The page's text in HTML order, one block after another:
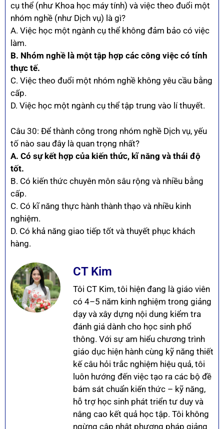
cụ thể (như Khoa học máy tính) và việc theo đuổi một
nhóm nghề (như Dịch vụ) là gì?
A. Việc học một ngành cụ thể không đảm bảo có việc
làm.
B. Nhóm nghề là một tập hợp các công việc có tính
thực tế.
C. Việc theo đuổi một nhóm nghề không yêu cầu bằng
cấp.
D. Việc học một ngành cụ thể tập trung vào lí thuyết.
Câu 30: Để thành công trong nhóm nghề Dịch vụ, yếu
tố nào sau đây là quan trọng nhất?
A. Có sự kết hợp của kiến thức, kĩ năng và thái độ
tốt.
B. Có kiến thức chuyên môn sâu rộng và nhiều bằng
cấp.
C. Có kĩ năng thực hành thành thạo và nhiều kinh
nghiệm.
D. Có khả năng giao tiếp tốt và thuyết phục khách
hàng.
CT Kim
Tôi CT Kim, tôi hiện đang là giáo viên
có 4–5 năm kinh nghiệm trong giảng
dạy và xây dựng nội dung kiểm tra
đánh giá dành cho học sinh phổ
thông. Với sự am hiểu chương trình
giáo dục hiện hành cùng kỹ năng thiết
kế câu hỏi trắc nghiệm hiệu quả, tôi
luôn hướng đến việc tạo ra các bộ đề
bám sát chuẩn kiến thức – kỹ năng,
hỗ trợ học sinh phát triển tư duy và
nâng cao kết quả học tập. Tôi không
ngừng cập nhật phương pháp giảng